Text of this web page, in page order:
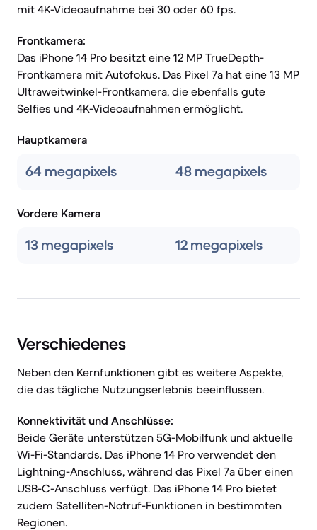
mit 4K-Videoaufnahme bei 30 oder 60 fps.
Frontkamera:
Das iPhone 14 Pro besitzt eine 12 MP TrueDepth-
Frontkamera mit Autofokus. Das Pixel 7a hat eine 13 MP
Ultraweitwinkel-Frontkamera, die ebenfalls gute
Selfies und 4K-Videoaufnahmen ermöglicht.
Hauptkamera
64 megapixels 48 megapixels
Vordere Kamera
13 megapixels 12 megapixels
Verschiedenes
Neben den Kernfunktionen gibt es weitere Aspekte,
die das tägliche Nutzungserlebnis beeinflussen.
Konnektivität und Anschlüsse:
Beide Geräte unterstützen 5G-Mobilfunk und aktuelle
Wi-Fi-Standards. Das iPhone 14 Pro verwendet den
Lightning-Anschluss, während das Pixel 7a über einen
USB-C-Anschluss verfügt. Das iPhone 14 Pro bietet
zudem Satelliten-Notruf-Funktionen in bestimmten
Regionen.